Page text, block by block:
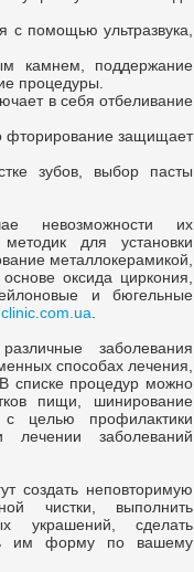
с помощью ультразвука,
камнем, поддержание
процедуры.
в себя отбеливание
фторирование защищает
зубов, выбор пасты
невозможности их
для установки
металлокерамикой,
оксида циркония,
и бюгельные
заболевания
способах лечения,
списке процедур можно
пищи, шинирование
с целью профилактики
лечении заболеваний
создать неповторимую
чистки, выполнить
украшений, сделать
им форму по вашему